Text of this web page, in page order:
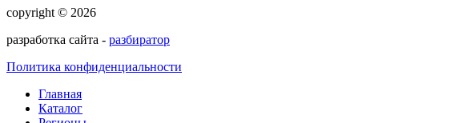
copyright © 2026
разработка сайта - разбиратор
Политика конфиденциальности
Главная
Каталог